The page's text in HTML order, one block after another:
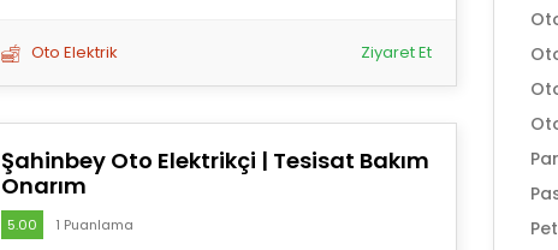
Oto Elektrik Ziyaret Et
Şahinbey Oto Elektrikçi | Tesisat Bakım
Onarım
5.00 1 Puanlama